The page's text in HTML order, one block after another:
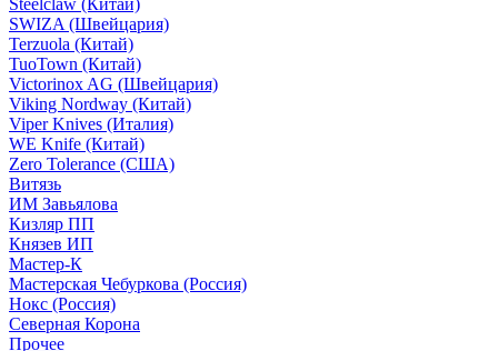
Steelclaw (Китай)
SWIZA (Швейцария)
Terzuola (Китай)
TuoTown (Китай)
Victorinox AG (Швейцария)
Viking Nordway (Китай)
Viper Knives (Италия)
WE Knife (Китай)
Zero Tolerance (США)
Витязь
ИМ Завьялова
Кизляр ПП
Князев ИП
Мастер-К
Мастерская Чебуркова (Россия)
Нокс (Россия)
Северная Корона
Прочее